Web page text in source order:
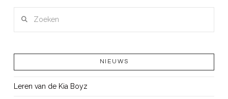
NIEUWS
Leren van de Kia Boyz